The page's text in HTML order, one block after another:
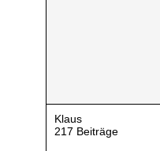
Klaus
217 Beiträge